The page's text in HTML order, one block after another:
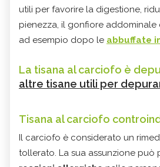
utili per favorire la digestione,
pienezza, il gonfiore addominale
ad esempio dopo le abbuffate
La tisana al carciofo è
altre tisane utili per
Tisana al carciofo
Il carciofo è considerato un
tollerato. La sua assunzione può